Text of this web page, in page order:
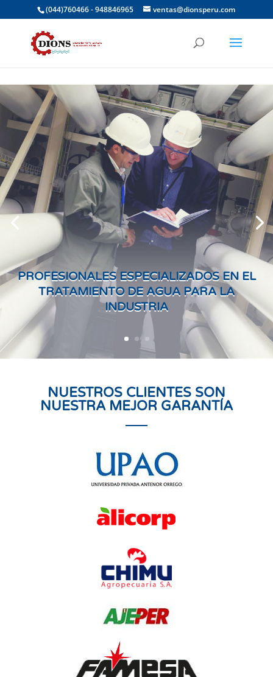
(044)760466 - 948846965 ventas@dionsperu.com
PROFESIONALES ESPECIALIZADOS EN EL
TRATAMIENTO DE AGUA PARA LA
INDUSTRIA
NUESTROS CLIENTES SON
NUESTRA MEJOR GARANTÍA